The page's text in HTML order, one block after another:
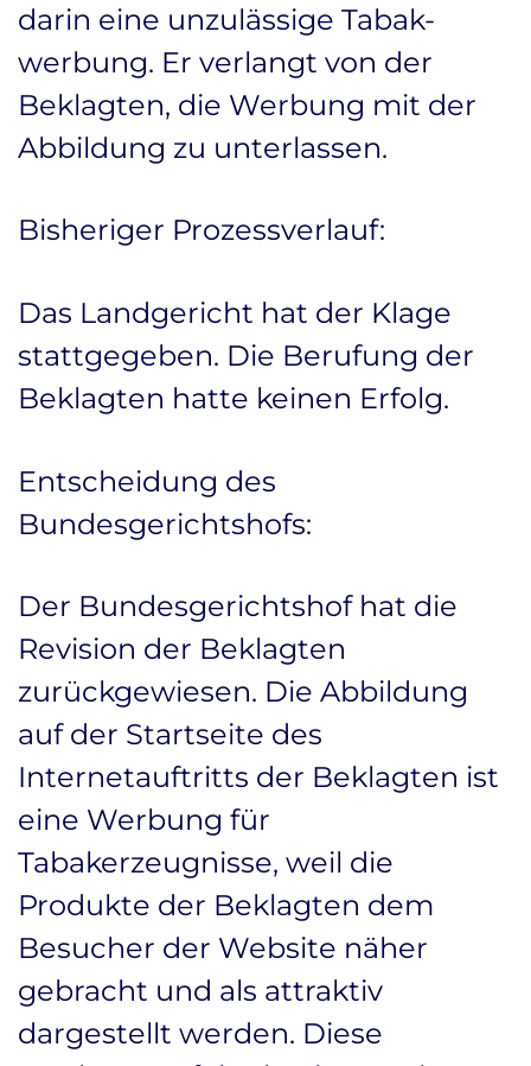
darin eine unzulässige Tabak-
werbung. Er verlangt von der
Beklagten, die Werbung mit der
Abbildung zu unterlassen.
Bisheriger Prozessverlauf:
Das Landgericht hat der Klage
stattgegeben. Die Berufung der
Beklagten hatte keinen Erfolg.
Entscheidung des
Bundesgerichtshofs:
Der Bundesgerichtshof hat die
Revision der Beklagten
zurückgewiesen. Die Abbildung
auf der Startseite des
Internetauftritts der Beklagten ist
eine Werbung für
Tabakerzeugnisse, weil die
Produkte der Beklagten dem
Besucher der Website näher
gebracht und als attraktiv
dargestellt werden. Diese